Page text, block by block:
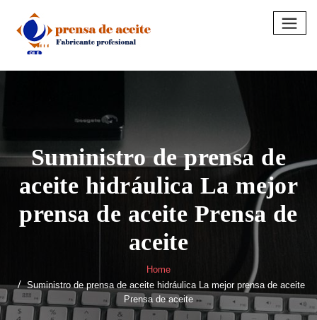
content
Suministro de prensa de
aceite hidráulica La mejor
prensa de aceite Prensa de
aceite
Home
Suministro de prensa de aceite hidráulica La mejor prensa de aceite
Prensa de aceite